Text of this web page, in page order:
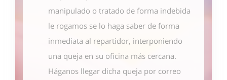
manipulado o tratado de forma indebida
le rogamos se lo haga saber de forma
inmediata al repartidor, interponiendo
una queja en su oficina más cercana.
Háganos llegar dicha queja por correo